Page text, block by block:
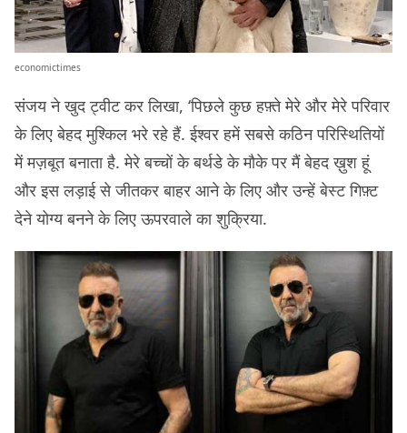
economictimes
संजय ने खुद ट्वीट कर लिखा, ‘पिछले कुछ हफ़्ते मेरे और मेरे परिवार
के लिए बेहद मुश्किल भरे रहे हैं. ईश्वर हमें सबसे कठिन परिस्थितियों
में मज़बूत बनाता है. मेरे बच्चों के बर्थडे के मौके पर मैं बेहद ख़ुश हूं
और इस लड़ाई से जीतकर बाहर आने के लिए और उन्हें बेस्ट गिफ़्ट
देने योग्य बनने के लिए ऊपरवाले का शुक्रिया.